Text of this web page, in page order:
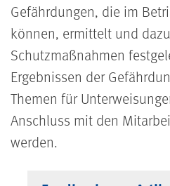
Gefährdungen, die im
können, ermittelt und
Schutzmaßnahmen
Ergebnissen der
Themen für
Anschluss mit den
werden.